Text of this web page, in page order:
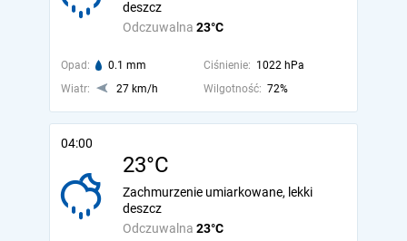
Odczuwalna 23°C
deszcz
Opad: 0.1 mm Ciśnienie: 1022 hPa
Wiatr:
27 km/h Wilgotność: 72%
04:00
23°C
Odczuwalna 23°C
Zachmurzenie umiarkowane, lekki
deszcz